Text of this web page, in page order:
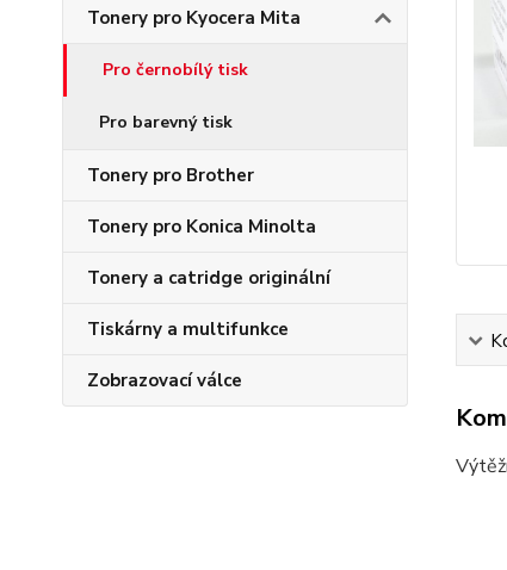
Tonery pro Kyocera Mita
Pro černobílý tisk
Pro barevný tisk
Tonery pro Brother
Tonery pro Konica Minolta
Tonery a catridge originální
Tiskárny a multifunkce
Zobrazovací válce